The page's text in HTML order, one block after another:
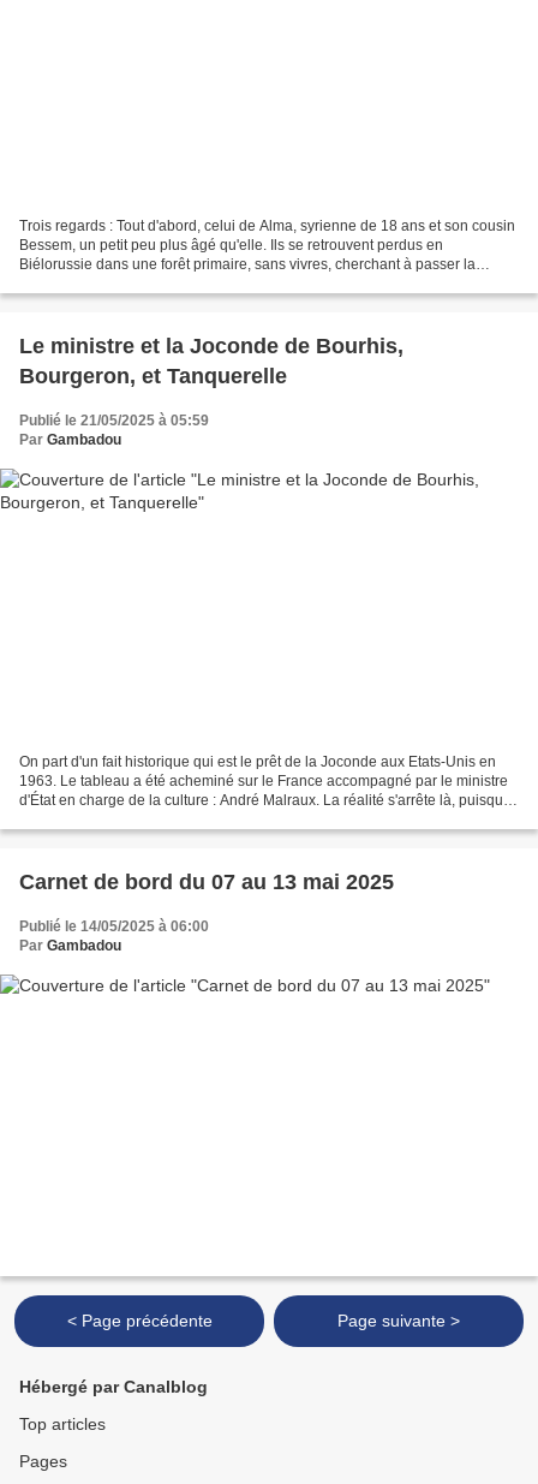
Trois regards : Tout d'abord, celui de Alma, syrienne de 18 ans et son cousin
Bessem, un petit peu plus âgé qu'elle. Ils se retrouvent perdus en
Biélorussie dans une forêt primaire, sans vivres, cherchant à passer la
Le ministre et la Joconde de Bourhis,
Bourgeron, et Tanquerelle
Publié le 21/05/2025 à 05:59
Par Gambadou
On part d'un fait historique qui est le prêt de la Joconde aux Etats-Unis en
1963. Le tableau a été acheminé sur le France accompagné par le ministre
d'État en charge de la culture : André Malraux. La réalité s'arrête là, puisque
Carnet de bord du 07 au 13 mai 2025
Publié le 14/05/2025 à 06:00
Par Gambadou
< Page précédente Page suivante >
Hébergé par Canalblog
Top articles
Pages